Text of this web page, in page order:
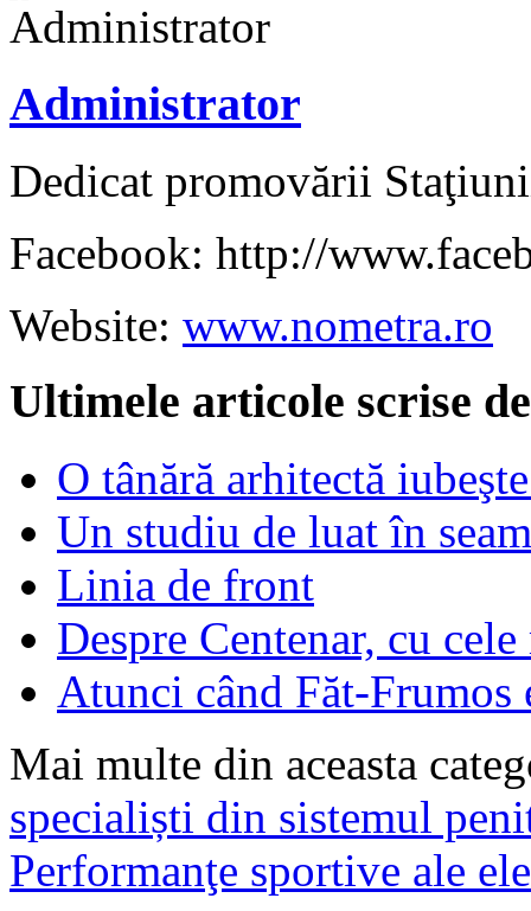
Administrator
Dedicat promovării
Facebook: http://
Website: www.nometra.ro
Ultimele articole scrise
O tânără arhitectă
Un studiu de luat în
Linia de front
Despre Centenar, cu
Atunci când Făt-Frumos
Mai multe din aceasta
specialiști din sistemul
Performanţe sportive ale